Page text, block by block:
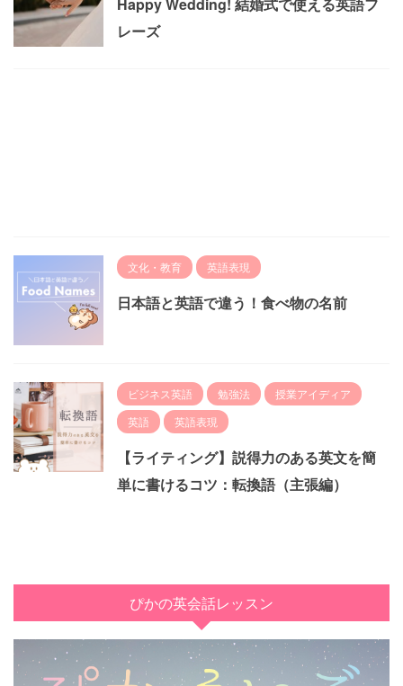
Happy Wedding! 結婚式で使える英語フ
レーズ
文化・教育 英語表現
日本語と英語で違う！食べ物の名前
ビジネス英語 勉強法
授業アイディア
英語
英語表現
【ライティング】説得力のある英文を簡
単に書けるコツ：転換語（主張編）
ぴかの英会話レッスン